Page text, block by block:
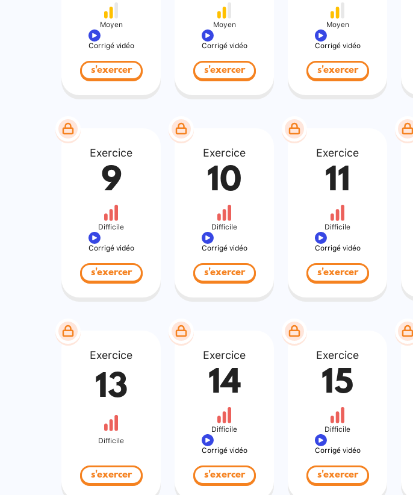
Moyen
Corrigé vidéo
s'exercer
Moyen
Corrigé vidéo
s'exercer
Moyen
Corrigé vidéo
s'exercer
Exercice
9
Difficile
Corrigé vidéo
s'exercer
Exercice
10
Difficile
Corrigé vidéo
s'exercer
Exercice
11
Difficile
Corrigé vidéo
s'exercer
Exercice
13
Difficile
s'exercer
Exercice
14
Difficile
Corrigé vidéo
s'exercer
Exercice
15
Difficile
Corrigé vidéo
s'exercer